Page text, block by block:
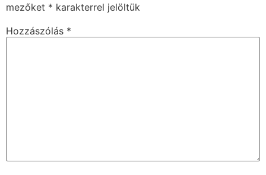
mezőket * karakterrel jelöltük
Hozzászólás *